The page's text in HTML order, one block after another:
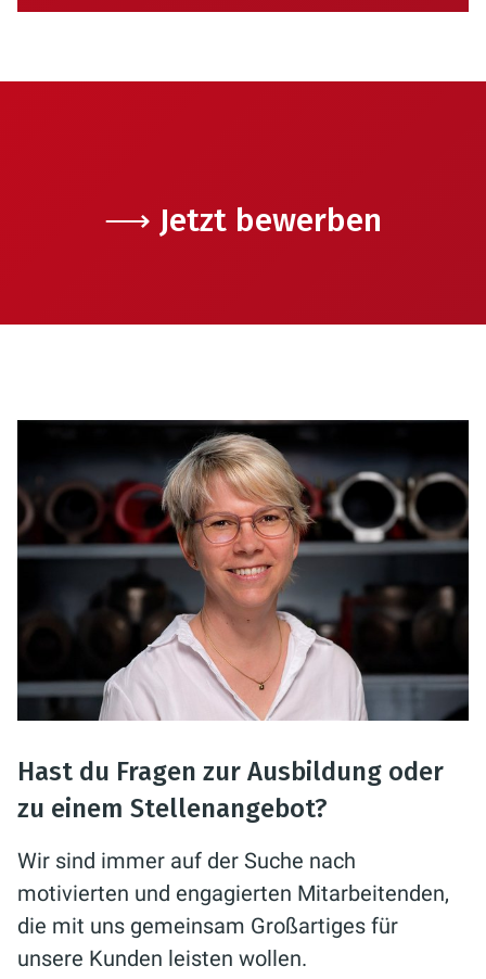
⟶ Jetzt bewerben
Hast du Fragen zur Ausbildung oder
zu einem Stellenangebot?
Wir sind immer auf der Suche nach
motivierten und engagierten Mitarbeitenden,
die mit uns gemeinsam Großartiges für
unsere Kunden leisten wollen.